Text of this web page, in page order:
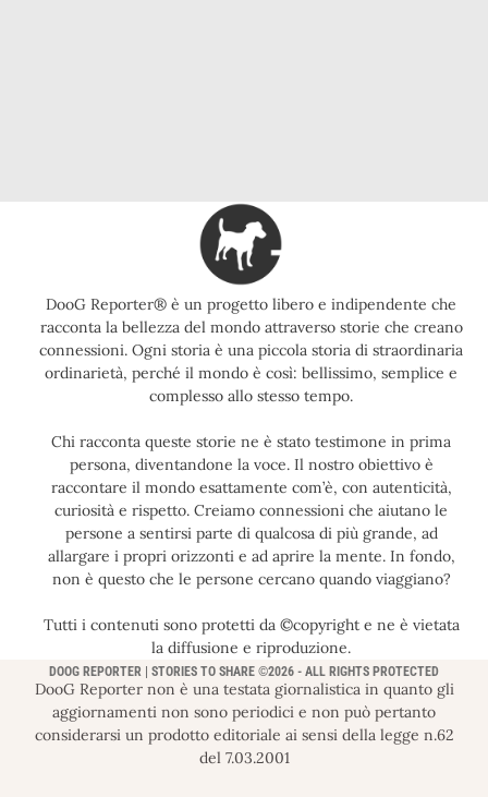
DooG Reporter® è un progetto libero e indipendente che
racconta la bellezza del mondo attraverso storie che creano
connessioni. Ogni storia è una piccola storia di straordinaria
ordinarietà, perché il mondo è così: bellissimo, semplice e
complesso allo stesso tempo.
Chi racconta queste storie ne è stato testimone in prima
persona, diventandone la voce. Il nostro obiettivo è
raccontare il mondo esattamente com’è, con autenticità,
curiosità e rispetto. Creiamo connessioni che aiutano le
persone a sentirsi parte di qualcosa di più grande, ad
allargare i propri orizzonti e ad aprire la mente. In fondo,
non è questo che le persone cercano quando viaggiano?
Tutti i contenuti sono protetti da ©copyright e ne è vietata
la diffusione e riproduzione.
DOOG REPORTER | STORIES TO SHARE ©2026 - ALL RIGHTS PROTECTED
DooG Reporter non è una testata giornalistica in quanto gli
aggiornamenti non sono periodici e non può pertanto
considerarsi un prodotto editoriale ai sensi della legge n.62
del 7.03.2001